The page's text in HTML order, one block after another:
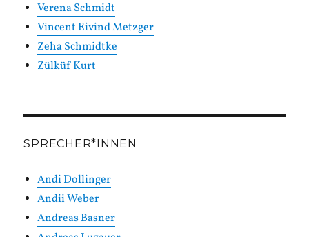
Verena Schmidt
Vincent Eivind Metzger
Zeha Schmidtke
Zülküf Kurt
SPRECHER*INNEN
Andi Dollinger
Andii Weber
Andreas Basner